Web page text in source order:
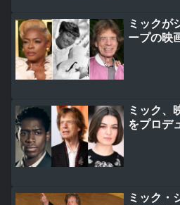
ミックが
ープの映
ミック、
をプロデ
ミック・